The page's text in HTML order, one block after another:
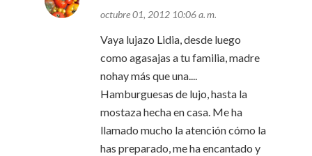
octubre 01, 2012 10:06 a. m.
Vaya lujazo Lidia, desde luego
como agasajas a tu familia, madre
nohay más que una....
Hamburguesas de lujo, hasta la
mostaza hecha en casa. Me ha
llamado mucho la atención cómo la
has preparado, me ha encantado y